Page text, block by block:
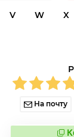
V W X
На почту